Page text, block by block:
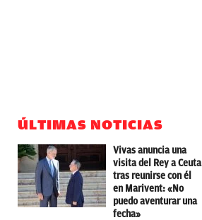
ÚLTIMAS NOTICIAS
Vivas anuncia una
visita del Rey a Ceuta
tras reunirse con él
en Marivent: «No
puedo aventurar una
fecha»